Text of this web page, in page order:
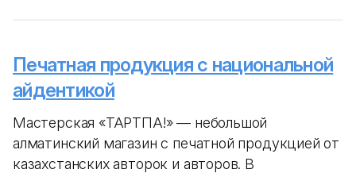
Печатная продукция с национальной
айдентикой
Мастерская «ТАРТПА!» — небольшой
алматинский магазин с печатной продукцией от
казахстанских авторок и авторов. В